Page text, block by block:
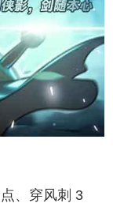
、穿风刺 3